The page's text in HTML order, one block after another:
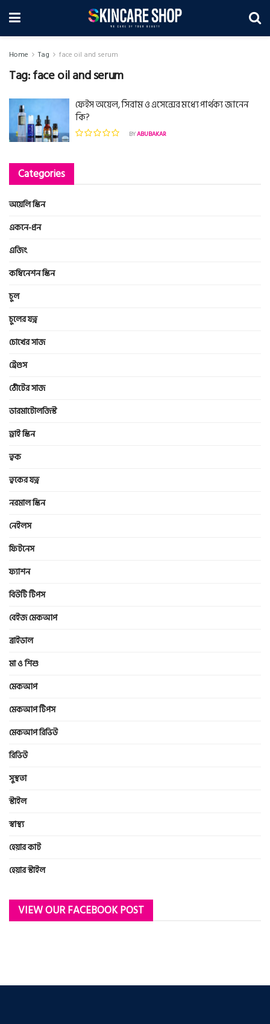
Home Tag face oil and serum
Tag:face oil and serum
ফেইস অয়েল, সিরাম ও এসেন্সের মধ্যে পার্থক্য জানেন
কি?
BYABUBAKAR
Categories
অয়েলি স্কিন
একনে-প্রন
এজিং
কম্বিনেশন স্কিন
চুল
চুলের যত্ন
চোখের সাজ
ট্রেণ্ডস
ঠোঁটের সাজ
ডারমাটোলজিস্ট
ড্রাই স্কিন
ত্বক
ত্বকের যত্ন
নরমাল স্কিন
নেইলস
ফিটনেস
ফ্যাশন
বিউটি টিপস
বেইজ মেকআপ
ব্রাইডাল
মা ও শিশু
মেকআপ
মেকআপ টিপস
মেকআপ রিভিউ
রিভিউ
সুস্থতা
স্টাইল
স্বাস্থ্য
হেয়ার কাট
হেয়ার স্টাইল
VIEW OUR FACEBOOK POST